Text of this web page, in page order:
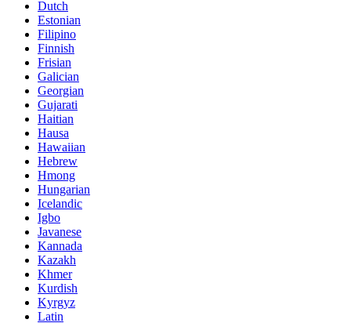
Dutch
Estonian
Filipino
Finnish
Frisian
Galician
Georgian
Gujarati
Haitian
Hausa
Hawaiian
Hebrew
Hmong
Hungarian
Icelandic
Igbo
Javanese
Kannada
Kazakh
Khmer
Kurdish
Kyrgyz
Latin